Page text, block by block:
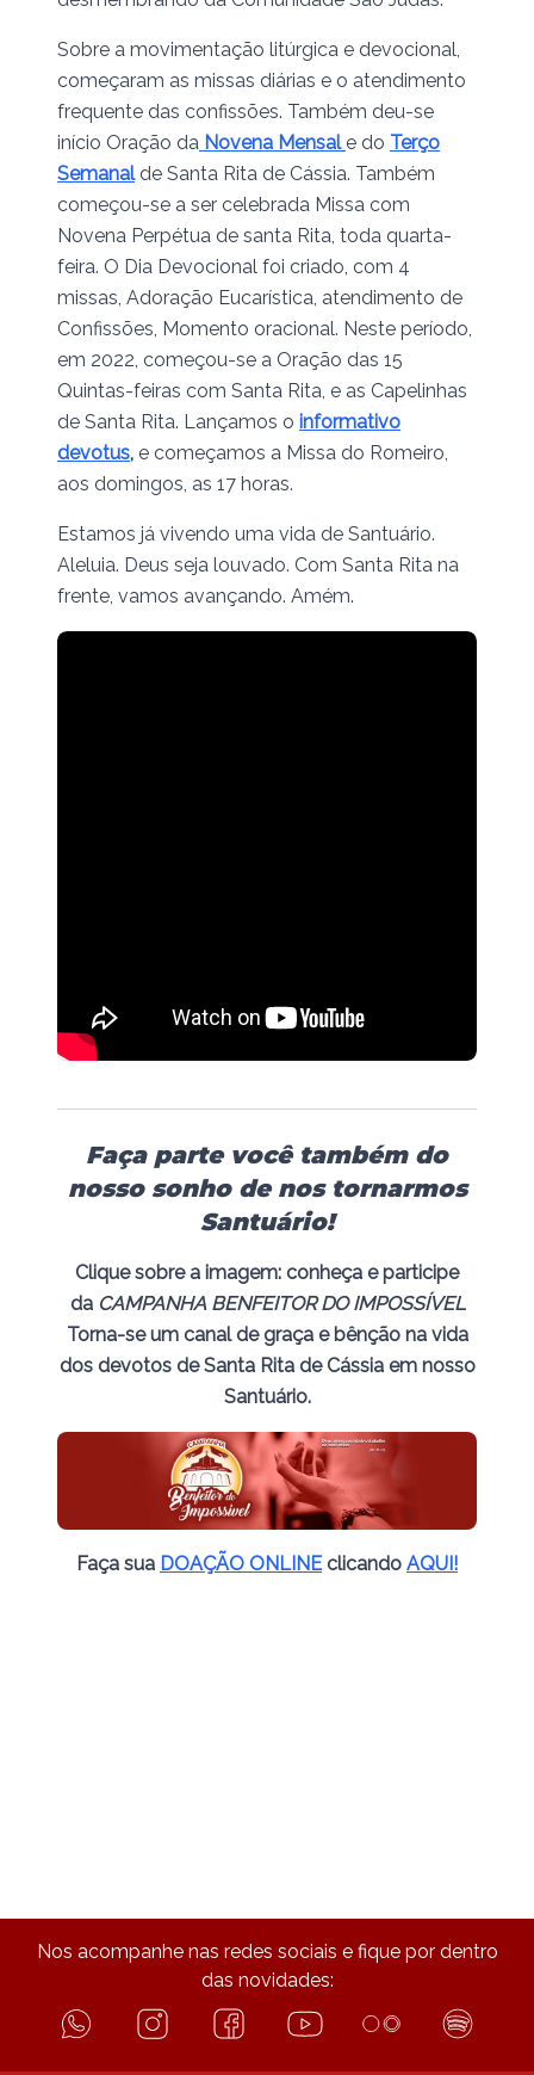
Sobre a movimentação litúrgica e devocional,
começaram as missas diárias e o atendimento
frequente das confissões. Também deu-se
início Oração da Novena Mensal e do Terço
Semanal de Santa Rita de Cássia. Também
começou-se a ser celebrada Missa com
Novena Perpétua de santa Rita, toda quarta-
feira. O Dia Devocional foi criado, com 4
missas, Adoração Eucarística, atendimento de
Confissões, Momento oracional. Neste período,
em 2022, começou-se a Oração das 15
Quintas-feiras com Santa Rita, e as Capelinhas
de Santa Rita. Lançamos o informativo
devotus, e começamos a Missa do Romeiro,
aos domingos, as 17 horas.
Estamos já vivendo uma vida de Santuário.
Aleluia. Deus seja louvado. Com Santa Rita na
frente, vamos avançando. Amém.
Faça parte você também do
nosso sonho de nos tornarmos
Santuário!
Clique sobre a imagem: conheça e participe
daCAMPANHA BENFEITOR DO IMPOSSÍVEL
Torna-se um canal de graça e bênção na vida
dos devotos de Santa Rita de Cássia em nosso
Santuário.
Faça sua DOAÇÃO ONLINEclicando AQUI!
Nos acompanhe nas redes sociais e fique por dentro
das novidades: